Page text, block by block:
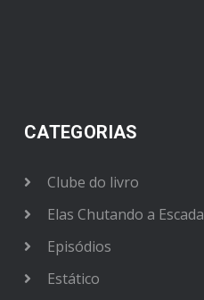
CATEGORIAS
Clube do livro
Elas Chutando a Escada
Episódios
Estático